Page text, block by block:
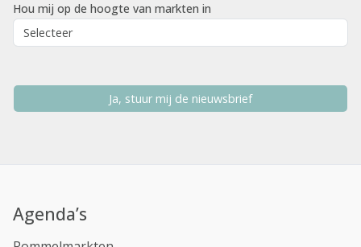
Hou mij op de hoogte van markten in
Ja, stuur mij de nieuwsbrief
Agenda’s